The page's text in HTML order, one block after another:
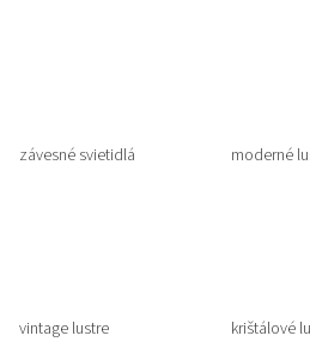
závesné svietidlá moderné
vintage lustre krištálové